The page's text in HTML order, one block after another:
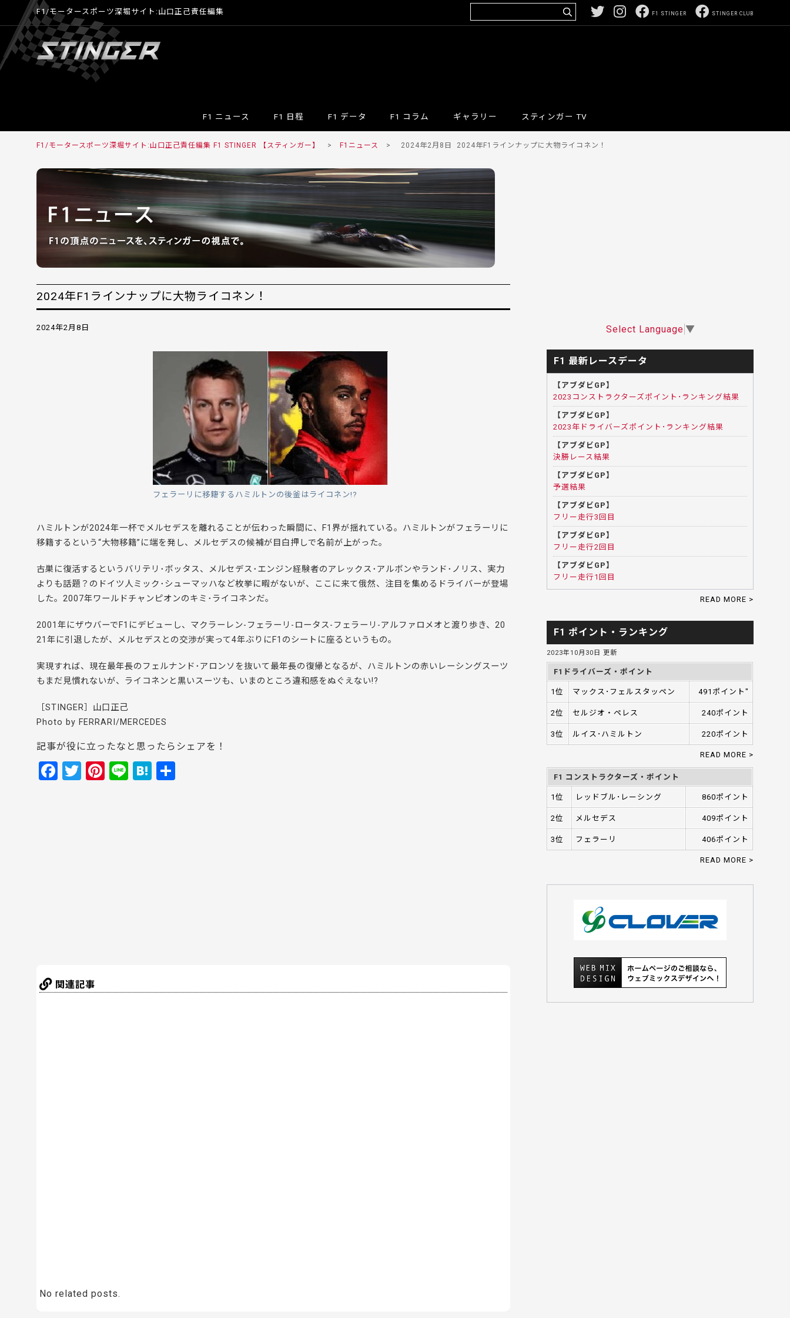
F1/モータースポーツ深堀サイト:山口正己責任編集 STINGER CLUB
F1 STINGER
F1 ニュース F1 日程 F1 データ F1 コラム ギャラリー スティンガー TV
F1/モータースポーツ深堀サイト:山口正己責任編集 F1 STINGER 【スティンガー】 > F1ニュース > 2024年2月8日 2024年F1ラインナップに大物ライコネン！
2024年F1ラインナップに大物ライコネン！
2024年2月8日
フェラーリに移籍するハミルトンの後釜はライコネン!?
ハミルトンが2024年一杯でメルセデスを離れることが伝わった瞬間に、F1界が揺れている。ハミルトンがフェラーリに
移籍するという“大物移籍”に端を発し、メルセデスの候補が目白押しで名前が上がった。
古巣に復活するというバリテリ･ボッタス、メルセデス･エンジン経験者のアレックス･アルボンやランド･ノリス、実力
よりも話題？のドイツ人ミック･シューマッハなど枚挙に暇がないが、ここに来て俄然、注目を集めるドライバーが登場
した。2007年ワールドチャンピオンのキミ･ライコネンだ。
2001年にザウバーでF1にデビューし、マクラーレン-フェラーリ-ロータス-フェラーリ-アルファロメオと渡り歩き、20
21年に引退したが、メルセデスとの交渉が実って4年ぶりにF1のシートに座るというもの。
実現すれば、現在最年長のフェルナンド･アロンソを抜いて最年長の復帰となるが、ハミルトンの赤いレーシングスーツ
もまだ見慣れないが、ライコネンと黒いスーツも、いまのところ違和感をぬぐえない!?
［STINGER］山口正己
Photo by FERRARI/MERCEDES
記事が役に立ったなと思ったらシェアを！
F
T
Pi Li H
関連記事
No related posts.
Select Language ▼
F1 最新レースデータ
【アブダビGP】
2023コンストラクターズポイント･ランキング結果
【アブダビGP】
2023年ドライバーズポイント･ランキング結果
【アブダビGP】
決勝レース結果
【アブダビGP】
予選結果
【アブダビGP】
フリー走行3回目
【アブダビGP】
フリー走行2回目
【アブダビGP】
フリー走行1回目
READ MORE >
F1 ポイント・ランキング
2023年10月30日 更新
F1ドライバーズ・ポイント
1位 マックス･フェルスタッペン 491ポイント"
2位 セルジオ・ペレス 240ポイント
3位 ルイス･ハミルトン 220ポイント
READ MORE >
F1 コンストラクターズ・ポイント
1位 レッドブル･レーシング 860ポイント
2位 メルセデス 409ポイント
3位 フェラーリ 406ポイント
READ MORE >